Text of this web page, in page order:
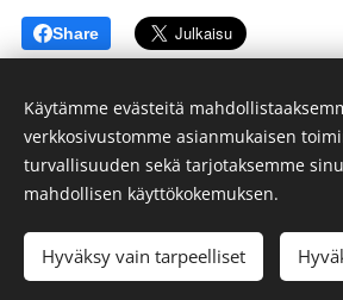
Share
StressOff
Tietosuojaseloste
LuotuWebnodella
Käytämme evästeitä
verkkosivustomme asianmukaisen
turvallisuuden sekä tarjotaksemme
mahdollisen käyttökokemuksen.
Hyväksy vain tarpeelliset